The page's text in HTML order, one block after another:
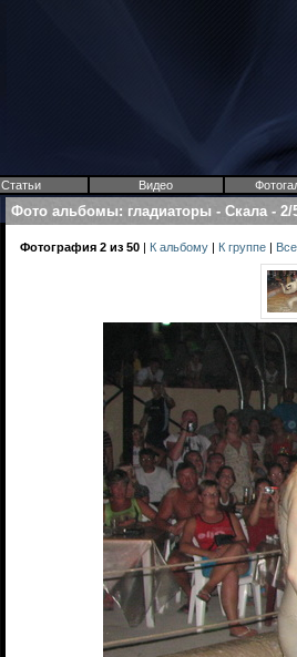
Статьи Видео
Фото альбомы: гладиаторы - Скала- 2/
Фотография 2 из 50 | К альбому | К группе |